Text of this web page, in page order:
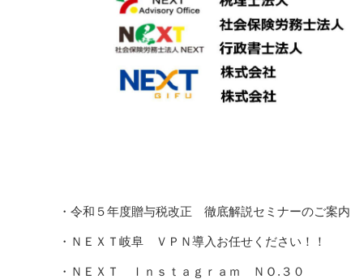
・令和５年度贈与税改正 徹底解説セミナーのご案内
・ＮＥＸＴ岐阜 ＶＰＮ導入お任せください！！
・ＮＥＸＴ Ｉｎｓｔａｇｒａｍ ＮＯ.３０